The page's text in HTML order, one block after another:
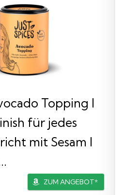
Topping I
für jedes
mit Sesam I
ZUM ANGEBOT*